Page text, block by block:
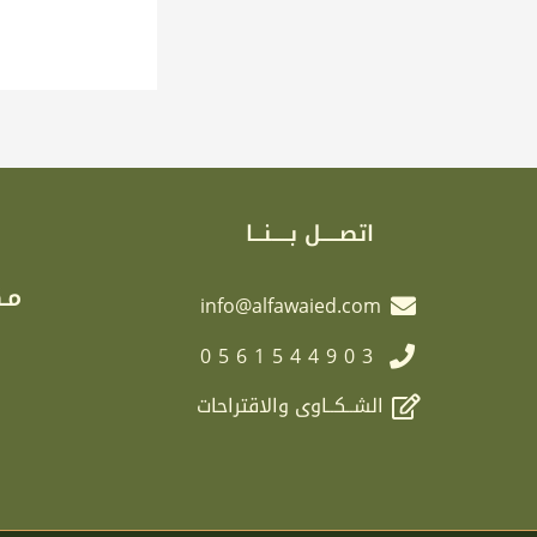
اتصـــــل بـــــنـــا
info@alfawaied.com
0561544903
الشــكــاوى والاقتراحات